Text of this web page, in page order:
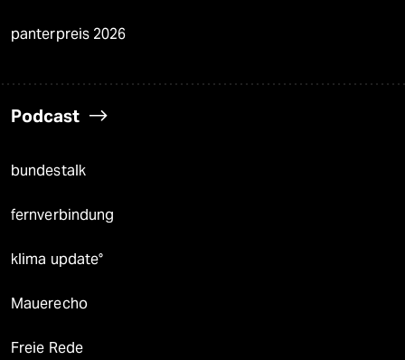
panterpreis 2026
Podcast
bundestalk
fernverbindung
klima update°
Mauerecho
Freie Rede